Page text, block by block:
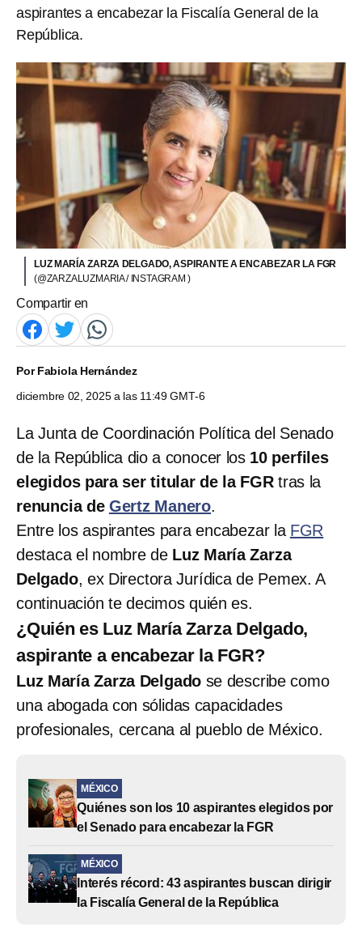
aspirantes a encabezar la Fiscalía General de la
República.
LUZ MARÍA ZARZA DELGADO, ASPIRANTE A ENCABEZAR LA FGR
(@ZARZALUZMARIA / INSTAGRAM )
Compartir en
PorFabiola Hernández
diciembre 02, 2025 a las 11:49 GMT-6
La Junta de Coordinación Política del Senado
de la República dio a conocer los 10 perfiles
elegidos para ser titular de la FGRtras la
renuncia de Gertz Manero.
Entre los aspirantes para encabezar la FGR
destaca el nombre de Luz María Zarza
Delgado, ex Directora Jurídica de Pemex. A
continuación te decimos quién es.
¿Quién es Luz María Zarza Delgado,
aspirante a encabezar la FGR?
Luz María Zarza Delgado se describe como
una abogada con sólidas capacidades
profesionales, cercana al pueblo de México.
MÉXICO
Quiénes son los 10 aspirantes elegidos por
el Senado para encabezar la FGR
MÉXICO
Interés récord: 43 aspirantes buscan dirigir
la Fiscalía General de la República